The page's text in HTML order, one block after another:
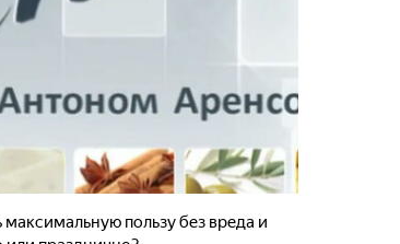
пользу без вреда и